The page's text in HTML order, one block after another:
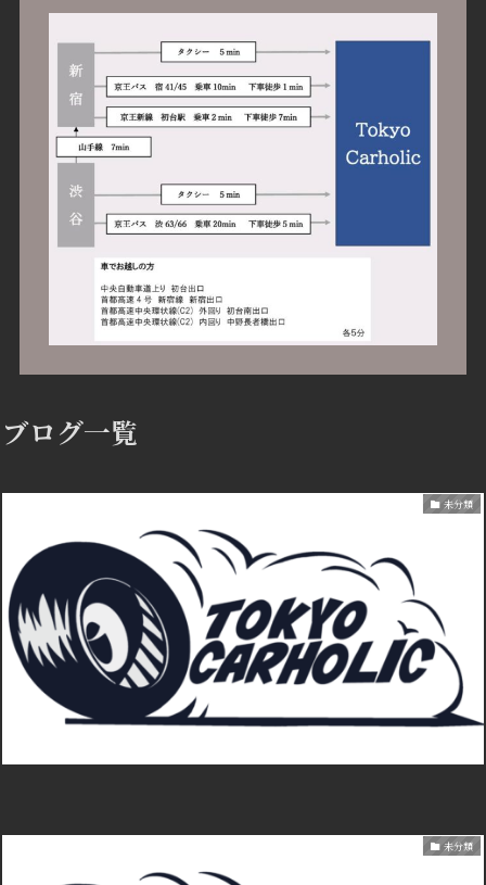
ブログ一覧
未分類
未分類